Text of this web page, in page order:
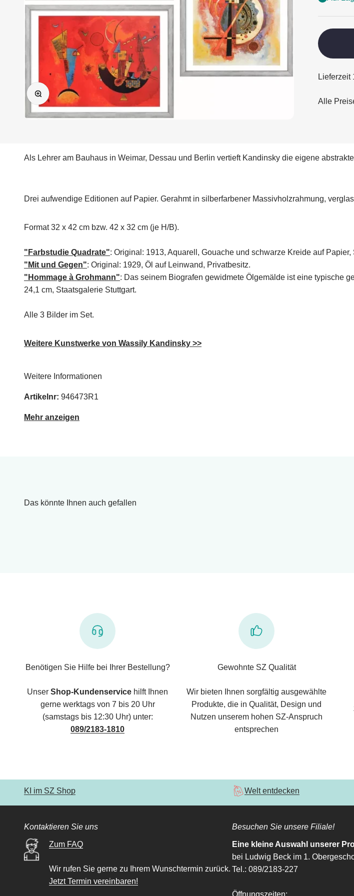
Bild vergrößern
Lieferzeit
Alle
Als Lehrer am Bauhaus in Weimar, Dessau und Berlin vertieft Kandinsky die eigene
Drei aufwendige Editionen auf Papier. Gerahmt in silberfarbener Massivholzrahmung,
Format 32 x 42 cm bzw. 42 x 32 cm (je H/B).
"Farbstudie Quadrate": Original: 1913, Aquarell, Gouache und schwarze Kreide auf
"Mit und Gegen": Original: 1929, Öl auf Leinwand, Privatbesitz.
"Hommage à Grohmann": Das seinem Biografen gewidmete Ölgemälde ist eine typische
24,1 cm, Staatsgalerie Stuttgart.
Alle 3 Bilder im Set.
Weitere Kunstwerke von Wassily Kandinsky >>
Weitere Informationen
Artikelnr: 946473R1
Mehr anzeigen
Das könnte Ihnen auch gefallen
Benötigen Sie Hilfe bei Ihrer Bestellung?
Unser Shop-Kundenservice hilft Ihnen
gerne werktags von 7 bis 20 Uhr
(samstags bis 12:30 Uhr) unter:
089/2183-1810
Gewohnte SZ Qualität
Wir bieten Ihnen sorgfältig ausgewählte
Produkte, die in Qualität, Design und
Nutzen unserem hohen SZ-Anspruch
entsprechen
KI im SZ Shop Welt entdecken
Kontaktieren Sie uns
Zum FAQ
Wir rufen Sie gerne zu Ihrem Wunschtermin zurück.
Jetzt Termin vereinbaren!
Besuchen Sie unsere Filiale!
Eine kleine Auswahl unserer
bei Ludwig Beck im 1.
Tel.: 089/2183-227
Öffnungszeiten: